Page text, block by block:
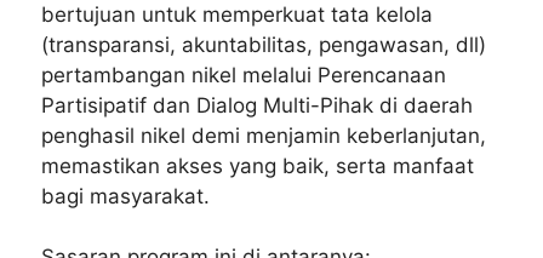
bertujuan untuk memperkuat tata kelola
(transparansi, akuntabilitas, pengawasan, dll)
pertambangan nikel melalui Perencanaan
Partisipatif dan Dialog Multi-Pihak di daerah
penghasil nikel demi menjamin keberlanjutan,
memastikan akses yang baik, serta manfaat
bagi masyarakat.